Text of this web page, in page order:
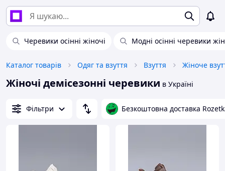
Черевики осінні жіночі Модні осінні черевики
Каталог товарів Одяг та взуття Взуття Жіноче
Жіночі демісезонні черевики в Україні
Фільтри Безкоштовна доставка